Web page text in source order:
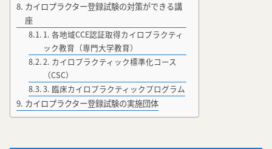
カイロプラクター登録試験の対策ができる講
座
1. 各地域CCE認証取得カイロプラクティ
ック教育（専門大学教育）
2. カイロプラクティック標準化コース
（CSC）
3. 臨床カイロプラクティックプログラム
カイロプラクター登録試験の実施団体